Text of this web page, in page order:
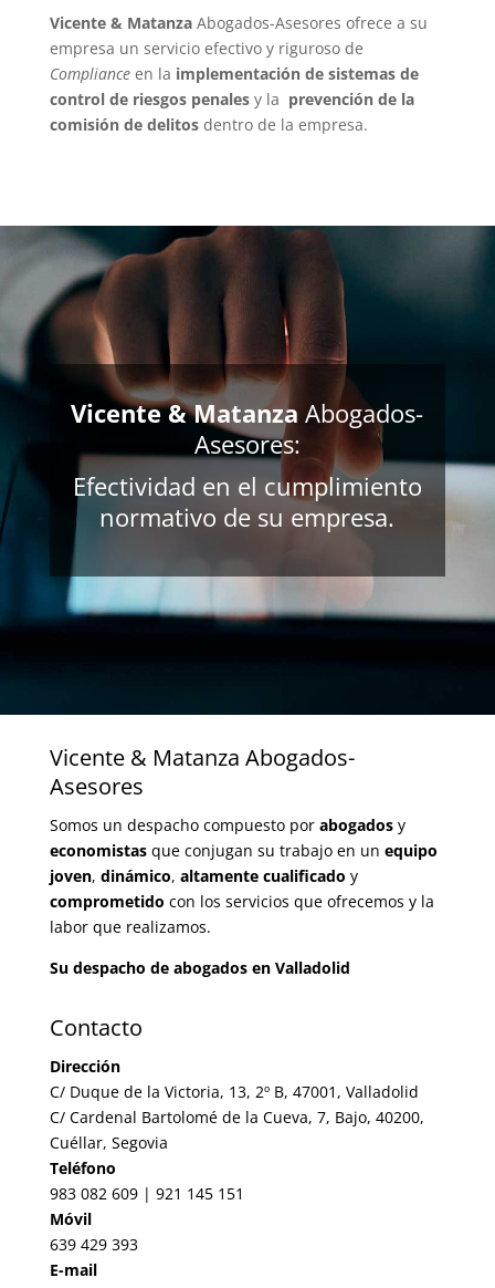
Vicente & Matanza Abogados-Asesores ofrece a su
empresa un servicio efectivo y riguroso de
Complianceen la implementación de sistemas de
control de riesgos penalesy la prevención de la
comisión de delitosdentro de la empresa.
Vicente & MatanzaAbogados-
Asesores:
Efectividad en el cumplimiento
normativo de su empresa.
Vicente & Matanza Abogados-
Asesores
Somos un despacho compuesto por abogadosy
economistasque conjugan su trabajo en un equipo
joven, dinámico, altamente cualificado y
comprometido con los servicios que ofrecemos y la
labor que realizamos.
Su despacho de abogados en Valladolid
Contacto
Dirección
C/ Duque de la Victoria, 13, 2º B, 47001, Valladolid
C/ Cardenal Bartolomé de la Cueva, 7, Bajo, 40200,
Cuéllar, Segovia
Teléfono
983 082 609 | 921 145 151
Móvil
639 429 393
E-mail